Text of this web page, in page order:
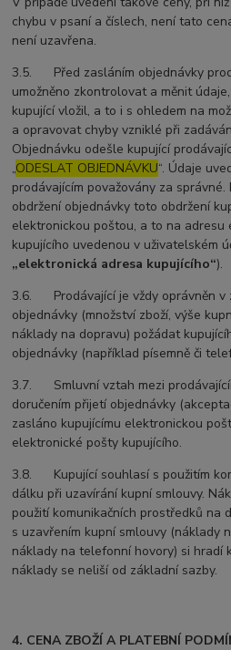
chybu v psaní a číslech, není tato
není uzavřena.
3.5. Před zasláním objednávky
umožněno zkontrolovat a měnit
kupující vložil, a to i s ohledem na
a opravovat chyby vzniklé při
Objednávku odešle kupující
„ODESLAT OBJEDNÁVKU“. Údaje
prodávajícím považovány za
obdržení objednávky toto obdržení
elektronickou poštou, a to na adresu
kupujícího uvedenou v uživatelském
„elektronická adresa kupujícího“).
3.6. Prodávající je vždy oprávněn v
objednávky (množství zboží, výše
náklady na dopravu) požádat
objednávky (například písemně či
3.7. Smluvní vztah mezi
doručením přijetí objednávky
zasláno kupujícímu elektronickou
elektronické pošty kupujícího.
3.8. Kupující souhlasí s použitím
dálku při uzavírání kupní smlouvy.
použití komunikačních prostředků na
s uzavřením kupní smlouvy (náklady
náklady na telefonní hovory) si hradí
náklady se neliší od základní sazby.
4. CENA ZBOŽÍ A PLATEBNÍ